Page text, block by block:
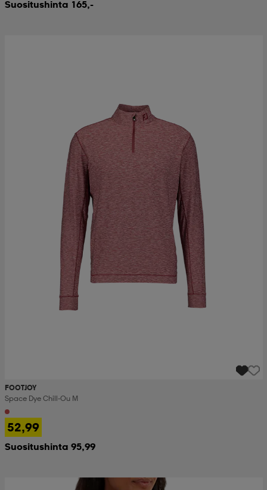
Suositushinta 165,-
FOOTJOY
Space Dye Chill-Ou M
52,99
Suositushinta 95,99